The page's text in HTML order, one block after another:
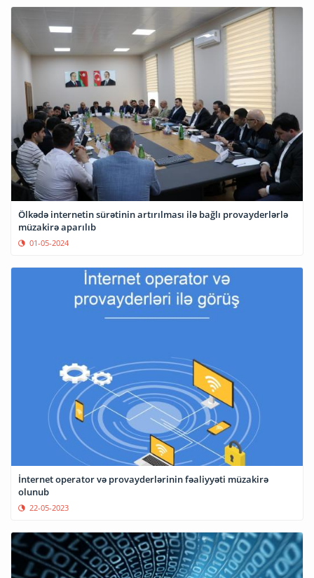
Ölkədə internetin sürətinin artırılması ilə bağlı provayderlərlə
müzakirə aparılıb
01-05-2024
İnternet operator və provayderlərinin fəaliyyəti müzakirə
olunub
22-05-2023